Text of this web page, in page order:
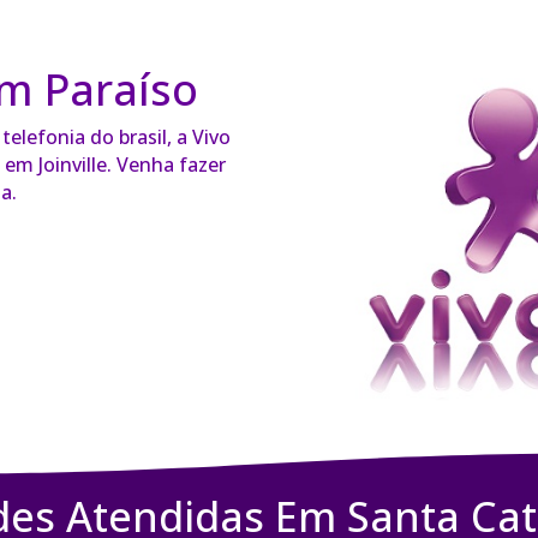
Paraíso
do brasil, a Vivo
Joinville. Venha fazer
Atendidas Em Santa